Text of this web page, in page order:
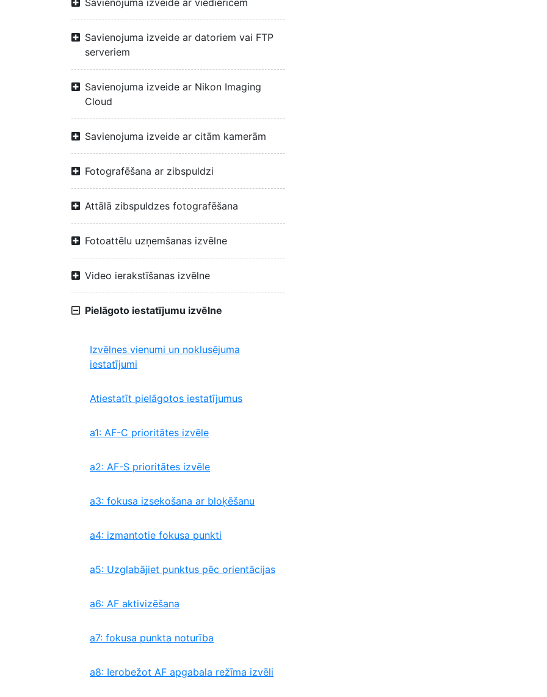
Savienojuma izveide ar viedierīcēm
Savienojuma izveide ar datoriem vai FTP
serveriem
Savienojuma izveide ar Nikon Imaging
Cloud
Savienojuma izveide ar citām kamerām
Fotografēšana ar zibspuldzi
Attālā zibspuldzes fotografēšana
Fotoattēlu uzņemšanas izvēlne
Video ierakstīšanas izvēlne
Pielāgoto iestatījumu izvēlne
Izvēlnes vienumi un noklusējuma
iestatījumi
Atiestatīt pielāgotos iestatījumus
a1: AF-C prioritātes izvēle
a2: AF-S prioritātes izvēle
a3: fokusa izsekošana ar bloķēšanu
a4: izmantotie fokusa punkti
a5: Uzglabājiet punktus pēc orientācijas
a6: AF aktivizēšana
a7: fokusa punkta noturība
a8: Ierobežot AF apgabala režīma izvēli